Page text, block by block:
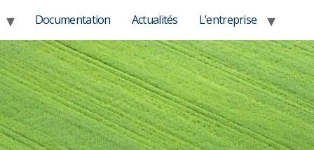
Documentation Actualités L’entreprise